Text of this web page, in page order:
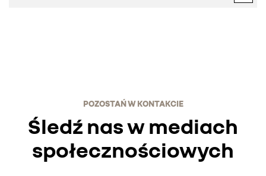
POZOSTAŃ W KONTAKCIE
Śledź nas w mediach
społecznościowych